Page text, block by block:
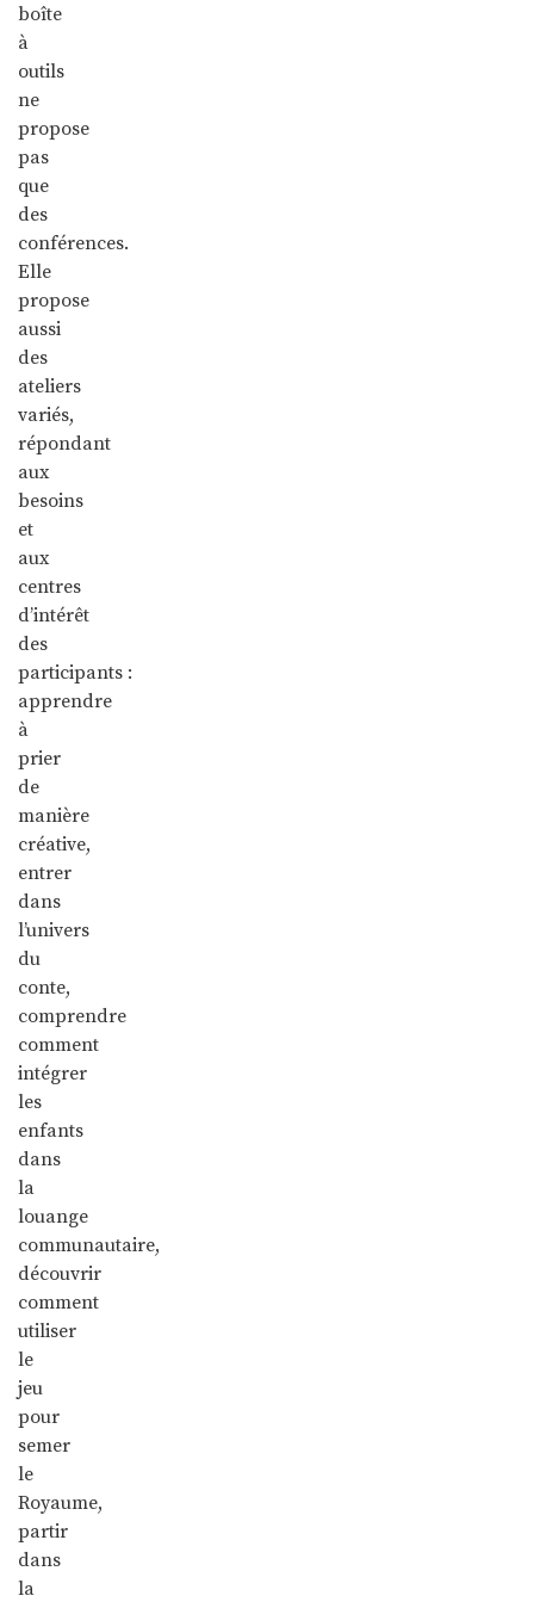
boîte
à
outils
ne
propose
pas
que
des
conférences.
Elle
propose
aussi
des
ateliers
variés,
répondant
aux
besoins
et
aux
centres
d’intérêt
des
participants :
apprendre
à
prier
de
manière
créative,
entrer
dans
l’univers
du
conte,
comprendre
comment
intégrer
les
enfants
dans
la
louange
communautaire,
découvrir
comment
utiliser
le
jeu
pour
semer
le
Royaume,
partir
dans
la